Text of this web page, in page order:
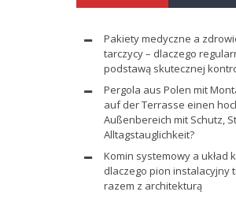
Pakiety medyczne a
tarczycy – dlaczego
podstawą skutecznej
Pergola aus Polen mit
auf der Terrasse einen
Außenbereich mit Schutz,
Alltagstauglichkeit?
Komin systemowy a układ
dlaczego pion instalacyjny
razem z architekturą